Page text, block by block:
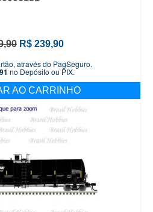
O
original
era:
R$ 279,90.
R$ 239,90O
atual
é:
R$ 239,90.
através do PagSeguro.
no Depósito ou PIX.
AO CARRINHO